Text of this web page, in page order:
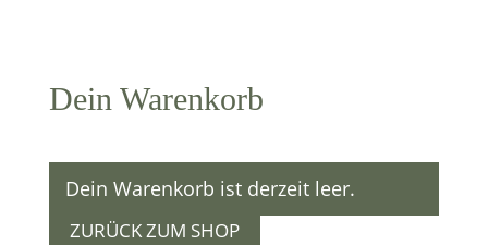
Dein Warenkorb
Dein Warenkorb ist derzeit leer.
ZURÜCK ZUM SHOP